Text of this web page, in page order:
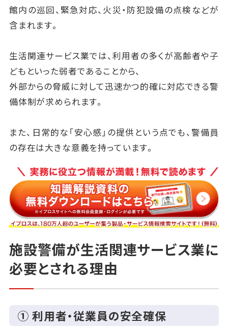
館内の巡回、緊急対応、火災・防犯設備の点検などが
含まれます。
生活関連サービス業では、利用者の多くが高齢者や子
どもといった弱者であることから、
外部からの脅威に対して迅速かつ的確に対応できる警
備体制が求められます。
また、日常的な「安心感」の提供という点でも、警備員
の存在は大きな意義を持っています。
施設警備が生活関連サービス業に
必要とされる理由
① 利用者・従業員の安全確保